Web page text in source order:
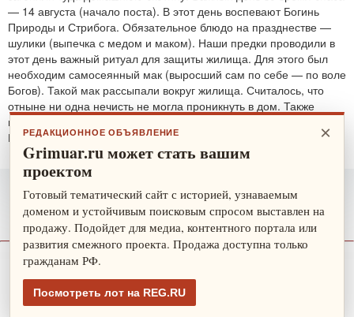
— 14 августа (начало поста). В этот день воспевают Богинь
Природы и Стрибога. Обязательное блюдо на празднестве —
шулики (выпечка с медом и маком). Наши предки проводили в
этот день важный ритуал для защиты жилища. Для этого был
необходим самосеянный мак (выросший сам по себе — по воле
Богов). Такой мак рассыпали вокруг жилища. Считалось, что
отныне ни одна нечисть не могла проникнуть в дом. Также
проводятся обряды для защиты от злобных духов.
По теме:защитные ритуалы
О нас Рекламодателю
×
РЕДАКЦИОННОЕ ОБЪЯВЛЕНИЕ
Grimuar.ru может стать вашим
проектом
Готовый тематический сайт с историей, узнаваемым
доменом и устойчивым поисковым спросом выставлен на
продажу. Подойдет для медиа, контентного портала или
развития смежного проекта. Продажа доступна только
гражданам РФ.
Посмотреть лот на REG.RU